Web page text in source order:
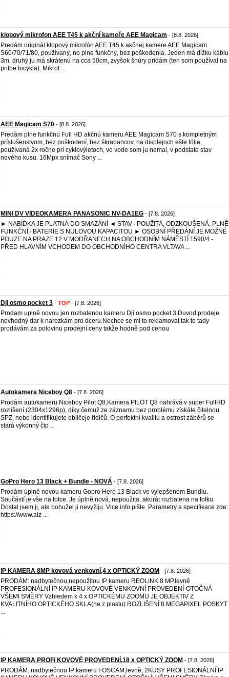
klopový mikrofon AEE T45 k akční kameře AEE Magicam - [8.8. 2026]
Predám originál klopový mikrofón AEE T45 k akčnej kamere AEE Magicam
S60/70/71/80, používaný, no plne funkčný, bez poškodenia. Jeden má dĺžku káblu
3m, druhý ju má skrátenú na cca 50cm, zvyšok šnúry pridám (ten som používal na
prilbe bicykla). Mikrof ...
AEE Magicam S70 - [8.8. 2026]
Predám plne funkčnú Full HD akčnú kameru AEE Magicam S70 s kompletným
príslušenstvom, bez poškodení, bez škrabancov, na displejoch ešte fólie,
používaná 2x ročne pri cyklovýletoch, vo vode som ju nemal, v podstate stav
nového kusu. 16Mpx snímač Sony ...
MINI DV VIDEOKAMERA PANASONIC NV-DA1EG - [7.8. 2026]
► NABÍDKA JE PLATNÁ DO SMAZÁNÍ ◄ STAV ∙ POUŽITÁ, ODZKOUŠENÁ, PLNĚ
FUNKČNÍ ∙ BATERIE S NULOVOU KAPACITOU ► OSOBNÍ PŘEDÁNÍ JE MOŽNÉ
POUZE NA PRAZE 12 V MODŘANECH NA OBCHODNÍM NÁMĚSTÍ 1590/4 -
PŘED HLAVNÍM VCHODEM DO OBCHODNÍHO CENTRA VLTAVA ...
Dji osmo pocket 3 - TOP - [7.8. 2026]
Prodam uplně novou jen rozbalenou kameru Dji osmo pocket 3.Duvod prodeje
nevhodný dar k narozkám pro dceru.Nechce se mi to reklamovat tak to tady
prodávám za polovinu prodejní ceny takže hodně pod cenou
Autokamera Niceboy Q8 - [7.8. 2026]
Prodám autokameru Niceboy Pilot Q8,Kamera PILOT Q8 nahrává v super FullHD
rozlišení (2304x1296p), díky čemuž ze záznamu bez problému získáte čitelnou
SPZ, nebo identifikujete obličeje řidičů. O perfektní kvalitu a ostrost záběrů se
stará výkonný čip ...
GoPro Hero 13 Black + Bundle - NOVÁ - [7.8. 2026]
Prodám úplně novou kameru Gopro Hero 13 Black ve vylepšeném Bundlu.
Součástí je vše na fotce. Je úplně nová, nepoužita, akorát rozbalena na fotku.
Dostal jsem ji, ale bohužel ji nevyžiju. Vice info pište. Parametry a specifikace zde:
https://www.alz ...
IP KAMERA 8MP kovová venkovní,4 x OPTICKÝ ZOOM - [7.8. 2026]
PRODÁM: nadbytečnou,nepoužitou IP kameru REOLINK 8 MP,levně
PROFESIONÁLNÍ IP KAMERU KOVOVÉ VENKOVNÍ PROVEDENÍ-OTOČNÁ
VŠEMI SMĚRY Vzhledem k 4 x OPTICKÉMU ZOOMU JE OBJEKTIV Z
KVALITNÍHO OPTICKÉHO SKLA(ne z plastu) ROZLIŠENÍ 8 MEGAPIXEL POSKYT
...
IP KAMERA PROFi KOVOVÉ PROVEDENÍ,18 x OPTICKÝ ZOOM - [7.8. 2026]
PRODÁM: nadbytečnou IP kameru FOSCAM,levně, 2KUSY PROFESIONÁLNÍ IP